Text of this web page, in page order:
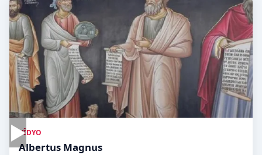
▶VÎDYO
Albertus Magnus